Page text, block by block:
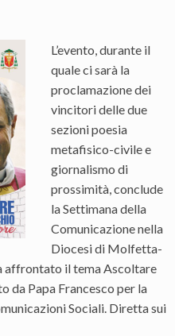
L’evento, durante il
quale ci sarà la
proclamazione dei
vincitori delle due
sezioni poesia
metafisico-civile e
giornalismo di
prossimità, conclude
la Settimana della
Comunicazione nella
Diocesi di Molfetta-
affrontato il tema Ascoltare
da Papa Francesco per la
Sociali. Diretta sui